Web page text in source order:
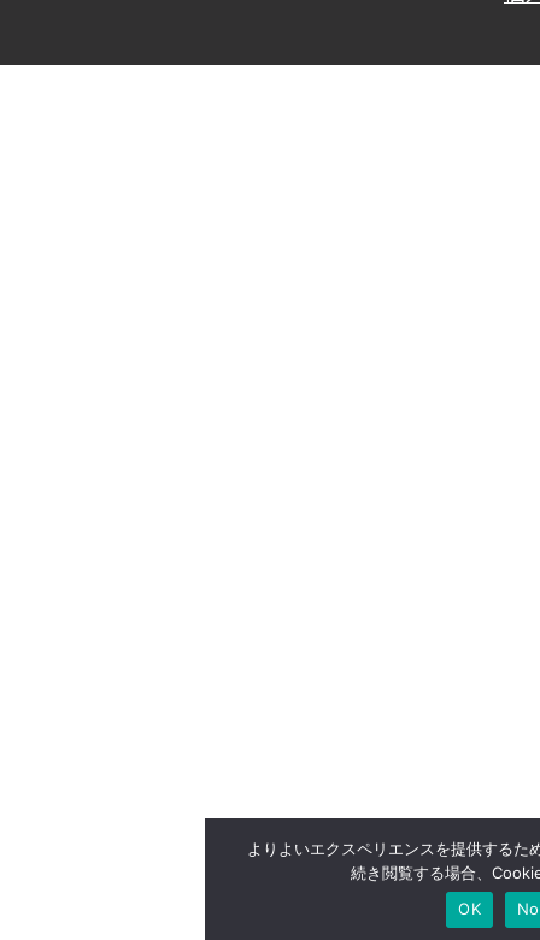
よりよいエクスペリエンスを提供する
続き閲覧する場合、
OK
No